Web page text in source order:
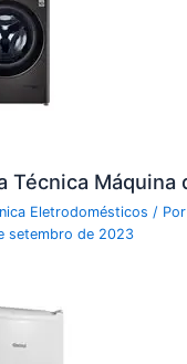
Técnica Máquina
Eletrodomésticos /
setembro de 2023